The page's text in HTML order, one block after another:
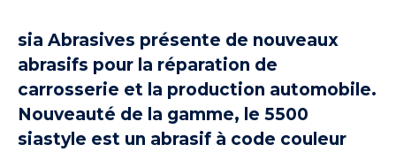
sia Abrasives présente de nouveaux
abrasifs pour la réparation de
carrosserie et la production automobile.
Nouveauté de la gamme, le 5500
siastyle est un abrasif à code couleur